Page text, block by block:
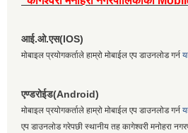
आई.ओ.एस(IOS)
मोबाइल प्रयोगकर्ताले हाम्रो मोबाईल एप डाउनलोड गर्न
एण्डरोईड(Android)
मोबाइल प्रयोगकर्ताले हाम्रो मोबाईल एप डाउनलोड गर्न
एप डाउनलोड गरेपछी स्थानीय तह कागेश्वरी मनोहरा